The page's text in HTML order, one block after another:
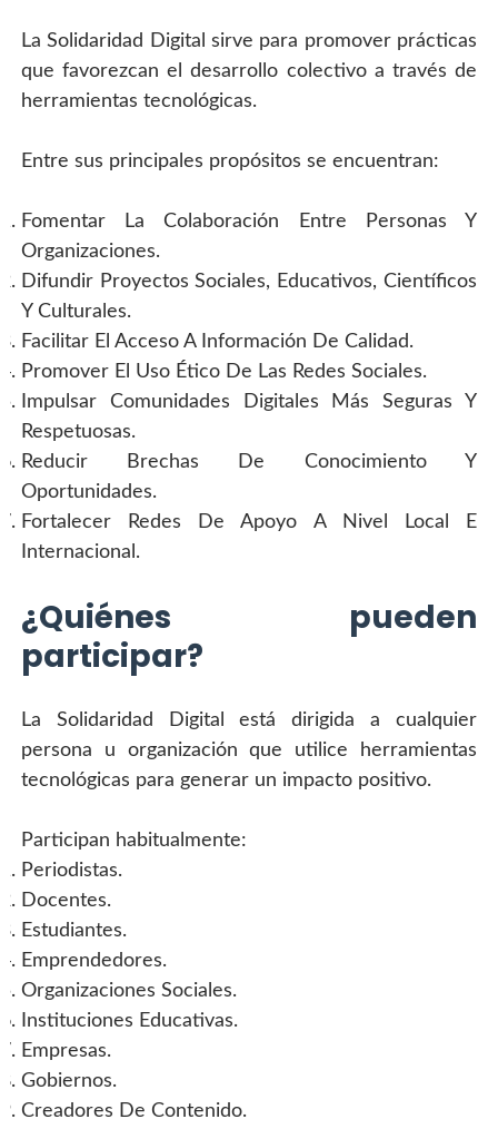
La Solidaridad Digital sirve para promover prácticas
que favorezcan el desarrollo colectivo a través de
herramientas tecnológicas.
Entre sus principales propósitos se encuentran:
Fomentar La Colaboración Entre Personas Y
Organizaciones.
Difundir Proyectos Sociales, Educativos, Científicos
Y Culturales.
Facilitar El Acceso A Información De Calidad.
Promover El Uso Ético De Las Redes Sociales.
Impulsar Comunidades Digitales Más Seguras Y
Respetuosas.
Reducir Brechas De Conocimiento Y
Oportunidades.
Fortalecer Redes De Apoyo A Nivel Local E
Internacional.
¿Quiénes pueden
participar?
La Solidaridad Digital está dirigida a cualquier
persona u organización que utilice herramientas
tecnológicas para generar un impacto positivo.
Participan habitualmente:
Periodistas.
Docentes.
Estudiantes.
Emprendedores.
Organizaciones Sociales.
Instituciones Educativas.
Empresas.
Gobiernos.
Creadores De Contenido.